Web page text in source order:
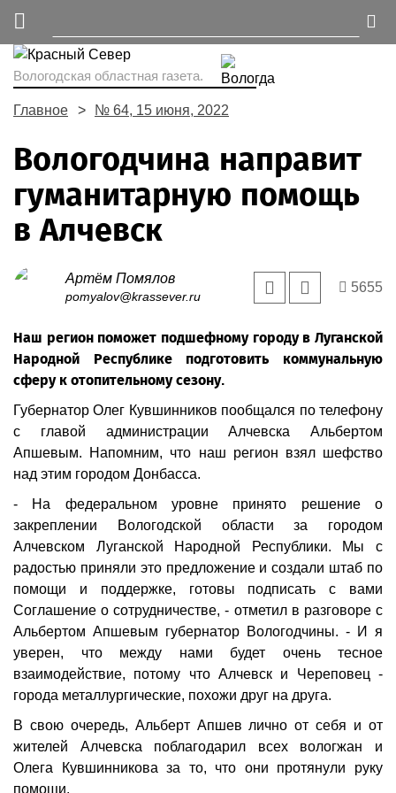
Вологодская областная газета.
Главное № 64, 15 июня, 2022
Вологодчина направит
гуманитарную помощь
в Алчевск
Артём Помялов
pomyalov@krassever.ru
5655
Наш регион поможет подшефному городу в Луганской
Народной Республике подготовить коммунальную
сферу к отопительному сезону.
Губернатор Олег Кувшинников пообщался по телефону
с главой администрации Алчевска Альбертом
Апшевым. Напомним, что наш регион взял шефство
над этим городом Донбасса.
- На федеральном уровне принято решение о
закреплении Вологодской области за городом
Алчевском Луганской Народной Республики. Мы с
радостью приняли это предложение и создали штаб по
помощи и поддержке, готовы подписать с вами
Соглашение о сотрудничестве, - отметил в разговоре с
Альбертом Апшевым губернатор Вологодчины. - И я
уверен, что между нами будет очень тесное
взаимодействие, потому что Алчевск и Череповец -
города металлургические, похожи друг на друга.
В свою очередь, Альберт Апшев лично от себя и от
жителей Алчевска поблагодарил всех вологжан и
Олега Кувшинникова за то, что они протянули руку
помощи.